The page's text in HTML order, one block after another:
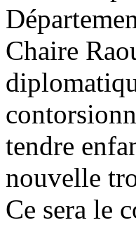
Chaire
tendre
nouvelle
Ce sera le